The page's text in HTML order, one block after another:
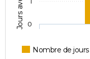
Nombre de
0